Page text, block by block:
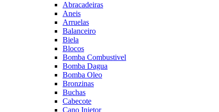
Abracadeiras
Aneis
Arruelas
Balanceiro
Biela
Blocos
Bomba Combustivel
Bomba Dagua
Bomba Oleo
Bronzinas
Buchas
Cabecote
Cano Injetor